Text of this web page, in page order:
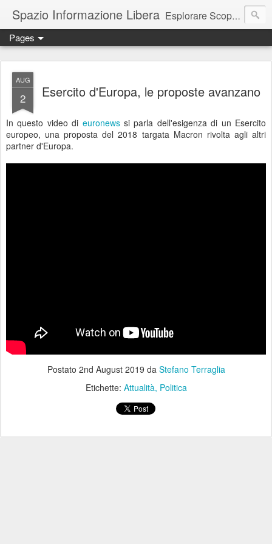
Spazio Informazione Libera Esplorare Scoprire Creare
Escursioni, viaggi, arte, tecnologia, attualità
Pages
AUG
2 Esercito d'Europa, le proposte avanzano
In questo video di euronewssi parla dell'esigenza di un Esercito
europeo, una proposta del 2018 targata Macron rivolta agli altri
partner d'Europa.
Postato 2nd August 2019 da Stefano Terraglia
Etichette: Attualità Politica